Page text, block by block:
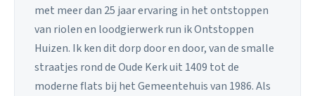
met meer dan 25 jaar ervaring in het ontstoppen
van riolen en loodgierwerk run ik Ontstoppen
Huizen. Ik ken dit dorp door en door, van de smalle
straatjes rond de Oude Kerk uit 1409 tot de
moderne flats bij het Gemeentehuis van 1986. Als